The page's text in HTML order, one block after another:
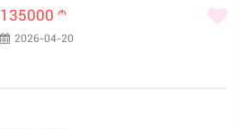
135000 m
2026-04-20